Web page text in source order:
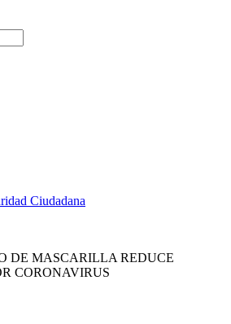
Ciudadana
DE MASCARILLA REDUCE
CORONAVIRUS